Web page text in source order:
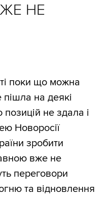
НЕ
поки що можна
пішла на деякі
не здала і
Новоросії
зробити
вже не
переговори
та відновлення